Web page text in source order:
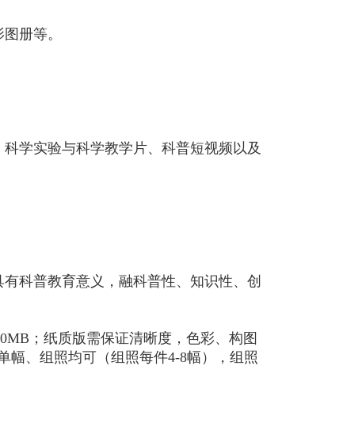
册等。
学实验与科学教学片、科普短视频以及
科普教育意义，融科普性、知识性、创
；纸质版需保证清晰度，色彩、构图
幅、组照均可（组照每件4-8幅），组照